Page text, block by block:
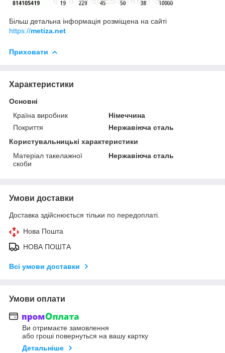
Більш детальна інформація розміщена на сайті
https://metiza.net
Приховати
Характеристики
Основні
Країна виробник
Німеччина
Покриття
Нержавіюча сталь
Користувальницькі характеристики
Матеріал такелажної
скоби
Нержавіюча сталь
Умови доставки
Доставка здійснюється тільки по передоплаті.
Нова Пошта
НОВА ПОШТА
Всі умови доставки
Умови оплати
Ви отримаєте замовлення
або гроші повернуться на вашу картку
Детальніше